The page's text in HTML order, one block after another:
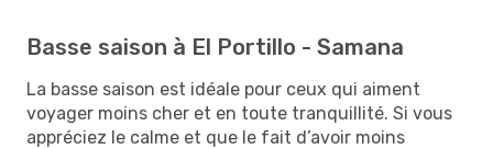
Basse saison à El Portillo - Samana
La basse saison est idéale pour ceux qui aiment
voyager moins cher et en toute tranquillité. Si vous
appréciez le calme et que le fait d’avoir moins